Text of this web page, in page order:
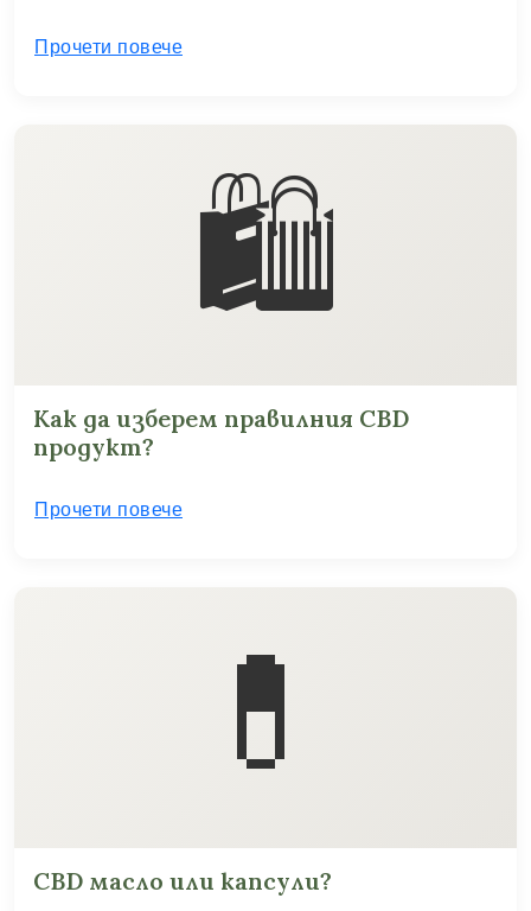
Прочети повече
🛍️
Как да изберем правилния CBD
продукт?
Прочети повече
💊
CBD масло или капсули?